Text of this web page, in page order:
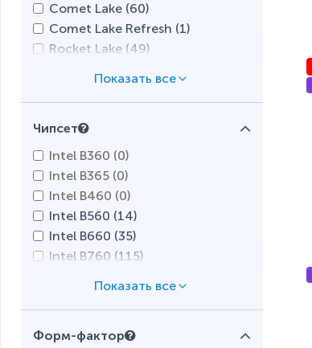
Comet Lake (60)
Comet Lake Refresh (1)
Rocket Lake (49)
Zen (9)
Zen+ (13)
Zen 2 (24)
Zen 3 ( 23)
Zen 4 (244)
Zen 4c (80 )
Zen 5 (110 )
Чипсет
Intel B360 (0)
Intel B365 (0)
Intel B460 (0)
Intel B560 (14)
Intel B660 (35)
Intel B760 (115)
Intel H410 (0)
Форм-фактор